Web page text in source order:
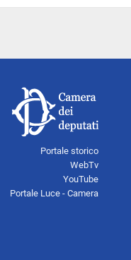
Portale storico
WebTv
YouTube
Portale Luce - Camera